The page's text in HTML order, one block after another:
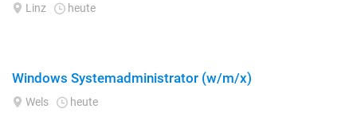
Linz heute
Windows Systemadministrator (w/m/x)
Wels heute